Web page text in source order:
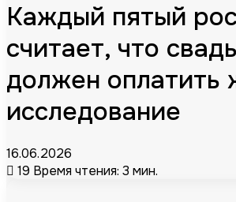
Каждый пятый
считает, что
должен оплатить
исследование
16.06.2026
19 Время чтения: 3 мин.